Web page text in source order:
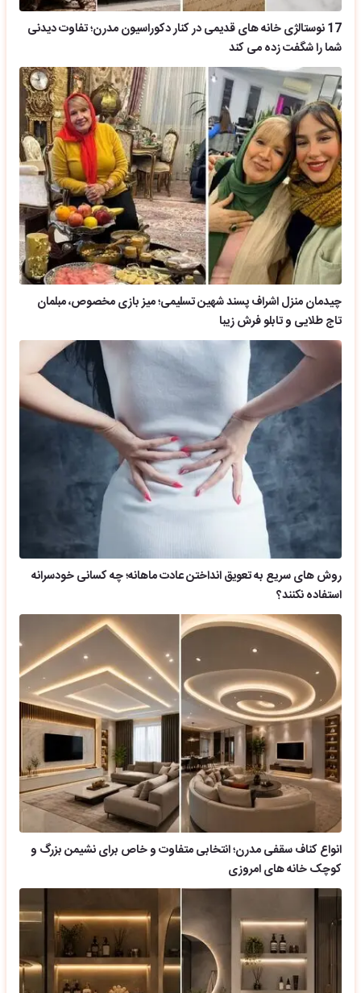
17 نوستالژی خانه های قدیمی در کنار دکوراسیون مدرن؛ تفاوت دیدنی
شما را شگفت زده می کند
چیدمان منزل اشراف پسند شهین تسلیمی؛ میز بازی مخصوص، مبلمان
تاج طلایی و تابلو فرش زیبا
روش های سریع به تعویق انداختن عادت ماهانه؛ چه کسانی خودسرانه
استفاده نکنند؟
انواع کناف سقفی مدرن؛ انتخابی متفاوت و خاص برای نشیمن بزرگ و
کوچک خانه های امروزی